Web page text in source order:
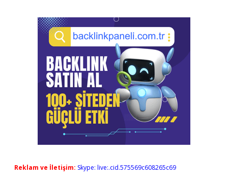
Reklam ve İletişim: Skype: live:.cid.575569c608265c69